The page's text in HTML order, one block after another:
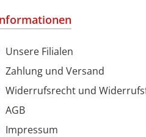
Unsere Filialen
Zahlung und Versand
Widerrufsrecht und
AGB
Impressum